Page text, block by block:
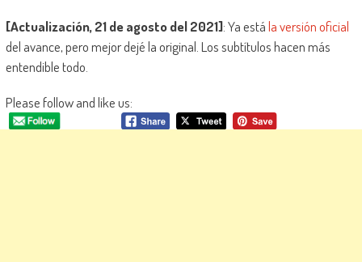
[Actualización, 21 de agosto del 2021]: Ya estála versión oficial
del avance, pero mejor dejé la original. Los subtítulos hacen más
entendible todo.
Please follow and like us: